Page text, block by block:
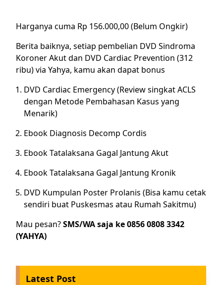
Harganya cuma Rp 156.000,00 (Belum Ongkir)
Berita baiknya, setiap pembelian DVD Sindroma
Koroner Akut dan DVD Cardiac Prevention (312
ribu) via Yahya, kamu akan dapat bonus
DVD Cardiac Emergency (Review singkat ACLS
dengan Metode Pembahasan Kasus yang
Menarik)
Ebook Diagnosis Decomp Cordis
Ebook Tatalaksana Gagal Jantung Akut
Ebook Tatalaksana Gagal Jantung Kronik
DVD Kumpulan Poster Prolanis (Bisa kamu cetak
sendiri buat Puskesmas atau Rumah Sakitmu)
Mau pesan?SMS/WA saja ke 0856 0808 3342
(YAHYA)
Latest Post